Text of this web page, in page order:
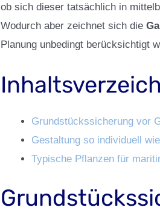
ob sich dieser tatsächlich in
Wodurch aber zeichnet sich die
Planung unbedingt berücksichtigt
Grundstückssicherung vor
Gestaltung so individuell
Typische Pflanzen für